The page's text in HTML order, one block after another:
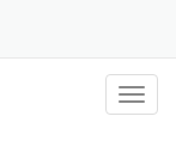
menu